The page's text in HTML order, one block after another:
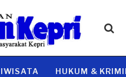
HUKUM &